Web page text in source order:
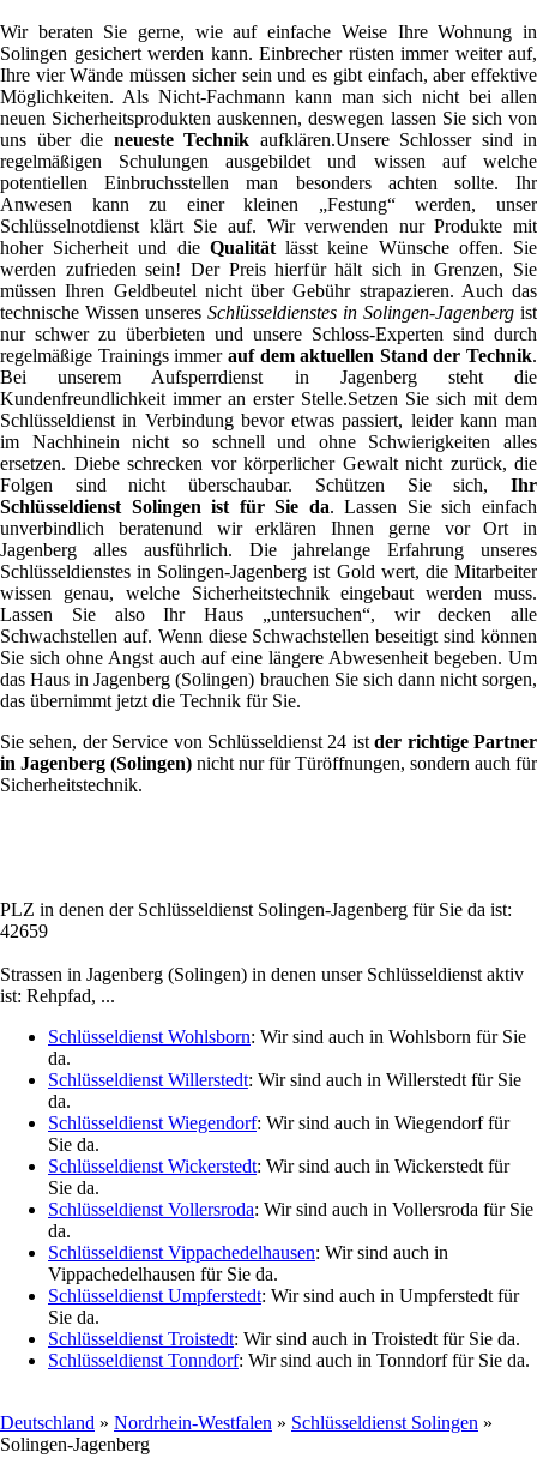
Wir beraten Sie gerne, wie auf einfache Weise Ihre Wohnung in
Solingen gesichert werden kann. Einbrecher rüsten immer weiter auf,
Ihre vier Wände müssen sicher sein und es gibt einfach, aber effektive
Möglichkeiten. Als Nicht-Fachmann kann man sich nicht bei allen
neuen Sicherheitsprodukten auskennen, deswegen lassen Sie sich von
uns über die neueste Technik aufklären.Unsere Schlosser sind in
regelmäßigen Schulungen ausgebildet und wissen auf welche
potentiellen Einbruchsstellen man besonders achten sollte. Ihr
Anwesen kann zu einer kleinen „Festung“ werden, unser
Schlüsselnotdienst klärt Sie auf. Wir verwenden nur Produkte mit
hoher Sicherheit und die Qualitätlässt keine Wünsche offen. Sie
werden zufrieden sein! Der Preis hierfür hält sich in Grenzen, Sie
müssen Ihren Geldbeutel nicht über Gebühr strapazieren. Auch das
technische Wissen unseres Schlüsseldienstes in Solingen-Jagenberg ist
nur schwer zu überbieten und unsere Schloss-Experten sind durch
regelmäßige Trainings immer auf dem aktuellen Stand der Technik.
Bei unserem Aufsperrdienst in Jagenberg steht die
Kundenfreundlichkeit immer an erster Stelle.Setzen Sie sich mit dem
Schlüsseldienst in Verbindung bevor etwas passiert, leider kann man
im Nachhinein nicht so schnell und ohne Schwierigkeiten alles
ersetzen. Diebe schrecken vor körperlicher Gewalt nicht zurück, die
Folgen sind nicht überschaubar. Schützen Sie sich, Ihr
Schlüsseldienst Solingen ist für Sie da. Lassen Sie sich einfach
unverbindlich beratenund wir erklären Ihnen gerne vor Ort in
Jagenberg alles ausführlich. Die jahrelange Erfahrung unseres
Schlüsseldienstes in Solingen-Jagenberg ist Gold wert, die Mitarbeiter
wissen genau, welche Sicherheitstechnik eingebaut werden muss.
Lassen Sie also Ihr Haus „untersuchen“, wir decken alle
Schwachstellen auf. Wenn diese Schwachstellen beseitigt sind können
Sie sich ohne Angst auch auf eine längere Abwesenheit begeben. Um
das Haus in Jagenberg (Solingen) brauchen Sie sich dann nicht sorgen,
das übernimmt jetzt die Technik für Sie.
Sie sehen, der Service von Schlüsseldienst 24 istder richtige Partner
in Jagenberg (Solingen) nicht nur für Türöffnungen, sondern auch für
Sicherheitstechnik.
PLZ in denen der Schlüsseldienst Solingen-Jagenberg für Sie da ist:
42659
Strassen in Jagenberg (Solingen) in denen unser Schlüsseldienst aktiv
ist: Rehpfad, ...
Schlüsseldienst Wohlsborn: Wir sind auch in Wohlsborn für Sie
da.
Schlüsseldienst Willerstedt: Wir sind auch in Willerstedt für Sie
da.
Schlüsseldienst Wiegendorf: Wir sind auch in Wiegendorf für
Sie da.
Schlüsseldienst Wickerstedt: Wir sind auch in Wickerstedt für
Sie da.
Schlüsseldienst Vollersroda: Wir sind auch in Vollersroda für Sie
da.
Schlüsseldienst Vippachedelhausen: Wir sind auch in
Vippachedelhausen für Sie da.
Schlüsseldienst Umpferstedt: Wir sind auch in Umpferstedt für
Sie da.
Schlüsseldienst Troistedt: Wir sind auch in Troistedt für Sie da.
Schlüsseldienst Tonndorf: Wir sind auch in Tonndorf für Sie da.
Deutschland » Nordrhein-Westfalen » Schlüsseldienst Solingen »
Solingen-Jagenberg